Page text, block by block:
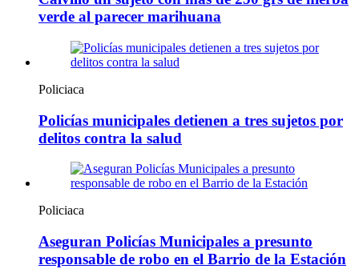
verde al parecer marihuana
Policiaca
Policías municipales detienen a tres sujetos por
delitos contra la salud
Policiaca
Aseguran Policías Municipales a presunto
responsable de robo en el Barrio de la Estación